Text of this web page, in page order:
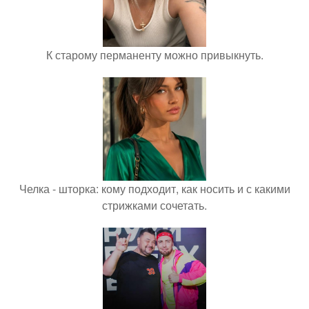
К старому перманенту можно привыкнуть.
Челка - шторка: кому подходит, как носить и с какими
стрижками сочетать.